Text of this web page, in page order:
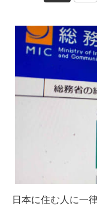
日本に住む人に一